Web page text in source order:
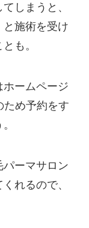
しまうと、
と施術を受け
も。
ームページ
ため予約をす
ーマサロン
れるので、